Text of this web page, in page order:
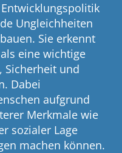
Ungleichheiten
Sie erkennt
eine wichtige
Sicherheit und
Dabei
aufgrund
Merkmale wie
sozialer Lage
machen können.